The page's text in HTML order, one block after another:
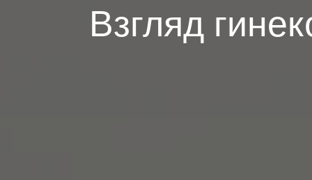
Взгляд